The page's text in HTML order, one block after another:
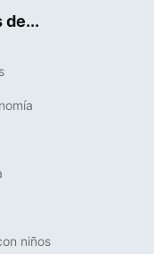
de...
niños